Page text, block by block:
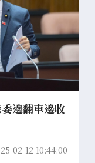
邊翻車邊收
02-12 10:44:00